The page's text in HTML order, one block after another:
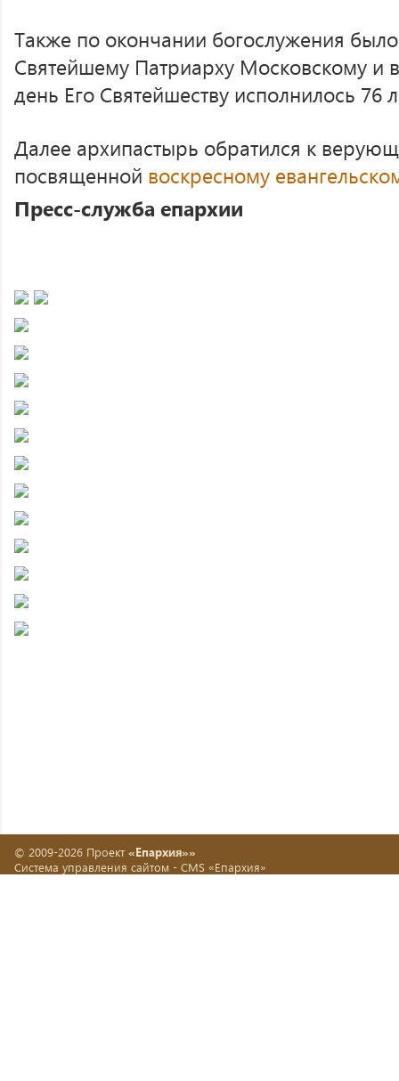
Также по окончании богослужения
Святейшему Патриарху Московскому и
день Его Святейшеству исполнилось 76
Далее архипастырь обратился к
посвященной воскресному
Пресс-служба епархии
© 2009-2026 Проект «Епархия»»
Система управления сайтом - CMS «Епархия»